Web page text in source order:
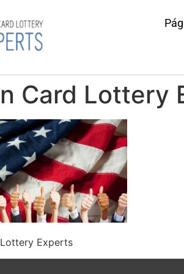
Card Lottery
Experts